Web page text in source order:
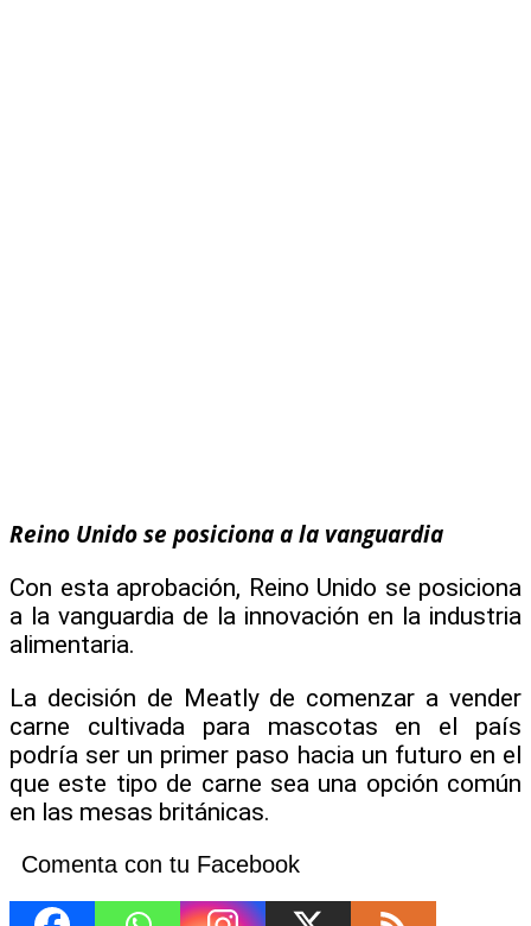
Reino Unido se posiciona a la vanguardia
Con esta aprobación, Reino Unido se posiciona
a la vanguardia de la innovación en la industria
alimentaria.
La decisión de Meatly de comenzar a vender
carne cultivada para mascotas en el país
podría ser un primer paso hacia un futuro en el
que este tipo de carne sea una opción común
en las mesas británicas.
Comenta con tu Facebook